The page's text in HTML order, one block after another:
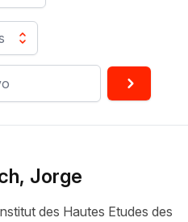
Jorge
des Hautes Etudes des